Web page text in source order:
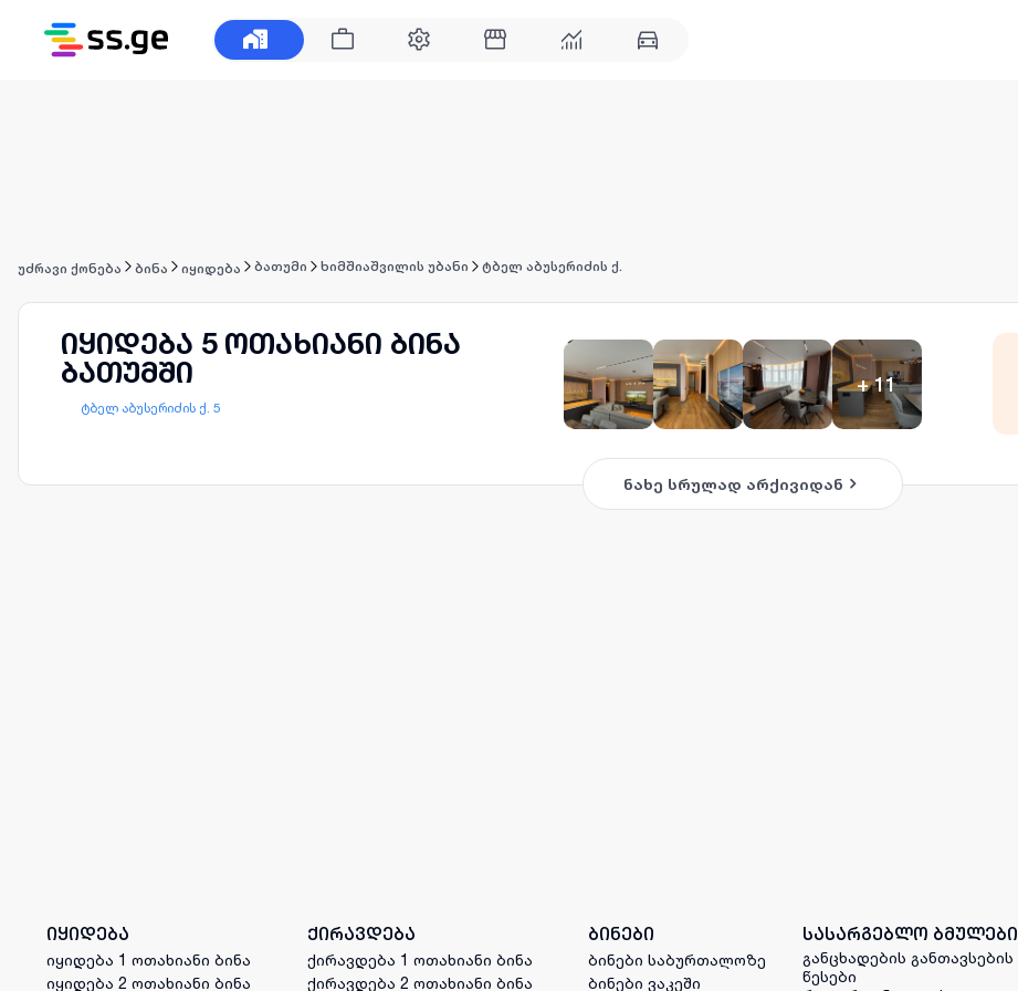
უძრავი ქონება ბინა იყიდება ბათუმი ხიმშიაშვილის უბანი ტბელ აბუსერიძის ქ.
იყიდება 5 ოთახიანი ბინა
ბათუმში
ტბელ აბუსერიძის ქ. 5
+11
ნახე სრულად არქივიდან
იყიდება
იყიდება 1 ოთახიანი ბინა
იყიდება 2 ოთახიანი ბინა
ქირავდება
ქირავდება 1 ოთახიანი ბინა
ქირავდება 2 ოთახიანი ბინა
ბინები
ბინები საბურთალოზე
ბინები ვაკეში
სასარგებლო ბმულები
განცხადების განთავსების
წესები